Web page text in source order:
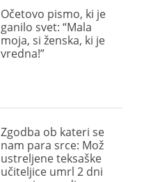
Očetovo pismo, ki je
ganilo svet: “Mala
moja, si ženska, ki je
vredna!”
Zgodba ob kateri se
nam para srce: Mož
ustreljene teksaške
učiteljice umrl 2 dni